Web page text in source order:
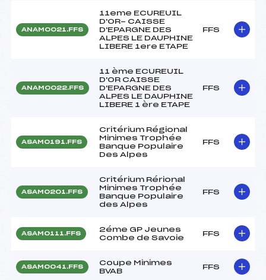
ANAM0021.FFS
11eme ECUREUIL
D'OR- CAISSE
D'EPARGNE DES
ALPES LE DAUPHINE
LIBERE 1ere ETAPE
FFS
ANAM0022.FFS
11 ème ECUREUIL
D'OR CAISSE
D'EPARGNE DES
ALPES LE DAUPHINE
LIBERE 1 ère ETAPE
FFS
ASAM0191.FFS
Critérium Régional
Minimes Trophée
Banque Populaire
Des Alpes
FFS
ASAM0201.FFS
Critérium Rérional
Minimes Trophée
Banque Populaire
des Alpes
FFS
ASAM0111.FFS
2éme GP Jeunes
Combe de Savoie
FFS
ASAM0041.FFS
Coupe Minimes
BVAB
FFS